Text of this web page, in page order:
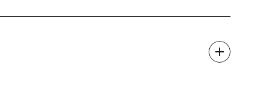
滝コース 等）では、特に6月から10月の雨天時やその翌